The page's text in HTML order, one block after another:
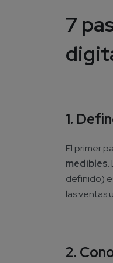
7
1.
El primer
medibles.
definido)
las ventas
2.